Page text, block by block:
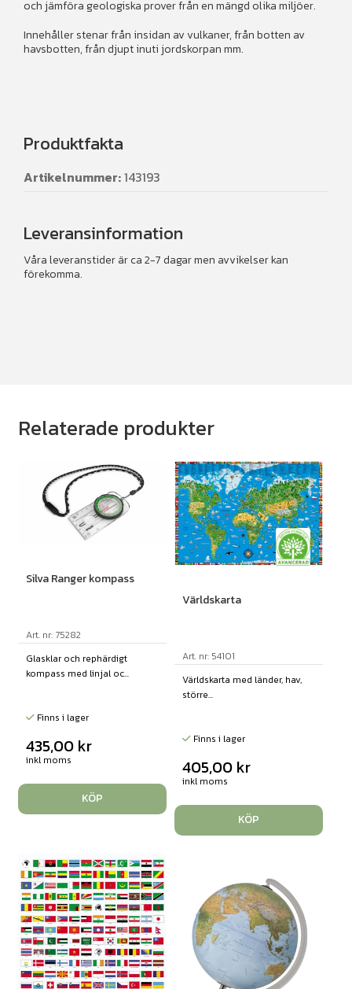
och jämföra geologiska prover från en mängd olika miljöer.
Innehåller stenar från insidan av vulkaner, från botten av
havsbotten, från djupt inuti jordskorpan mm.
Produktfakta
Artikelnummer:143193
Leveransinformation
Våra leveranstider är ca 2-7 dagar men avvikelser kan
förekomma.
Relaterade produkter
Silva Ranger kompass
Art. nr: 75282
Glasklar och rephärdigt
kompass med linjal oc...
Finns i lager
435,00 kr
inkl moms
KÖP
Världskarta
Art. nr: 54101
Världskarta med länder, hav,
större...
Finns i lager
405,00 kr
inkl moms
KÖP